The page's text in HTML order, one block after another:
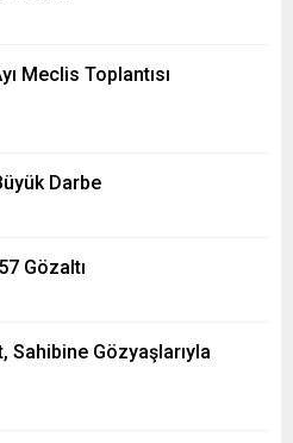
Meclis Toplantısı
Darbe
Gözaltı
Sahibine Gözyaşlarıyla